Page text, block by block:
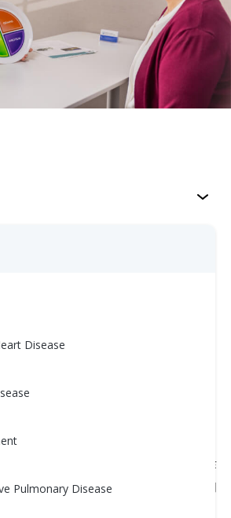
Disease
Pulmonary Disease
不適：清淡飲食法
Yiwen Lu, MS, RD
，如腹瀉，確實會打亂你的日常
不舒服。然而，清淡飲食可以作
飲食方法包含對你的胃部友好的
不太辛辣且低纖維。另一方面，